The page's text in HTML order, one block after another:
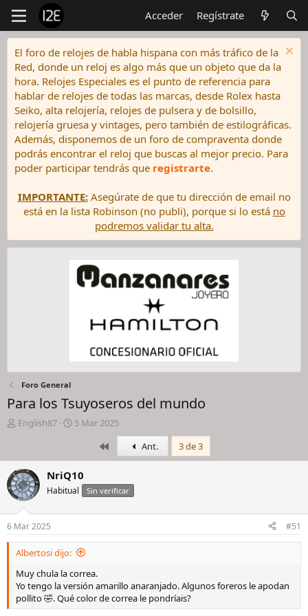
Acceder Regístrate
El foro de relojes de habla hispana con más tráfico de la
Red, donde un reloj es algo más que un objeto que da la
hora. Relojes Especiales es el punto de referencia para
hablar de relojes de todas las marcas, desde Rolex hasta
Seiko, alta relojería, relojes de pulsera y de bolsillo,
relojería gruesa y vintages, pero también de estilográficas.
Además, disponemos de un foro de compraventa donde
podrás encontrar el reloj que buscas al mejor precio. Para
poder participar tendrás que registrarte.
IMPORTANTE:Asegúrate de que tu dirección de email no
está en la lista Robinson (no publi), porque si lo está no
podremos validar tu alta.
Foro General
Para los Tsuyoseros del mundo
I
c
i
a
d
o
r
d
e
l
h
i
l
o
English87
F
h
a
d
e
i
c
o
5 Mar 2025
PrimeroAnt. 3 de 3
NriQ10
Habitual Sin verificar
6 Mar 2025 #51
Albertosi dijo:
Muy chula la correa.
Yo tengo la versión amarillo anaranjado. Algunos foreros le apodan
pollito 🤣. Qué color de correa le pondríais?